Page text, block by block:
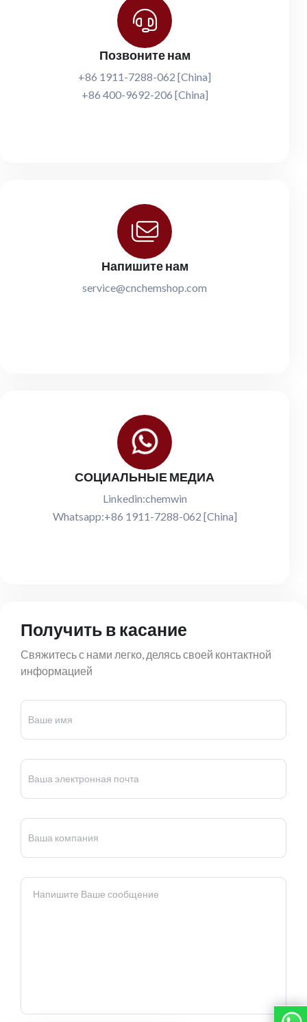
Позвоните нам
+86 1911-7288-062 [China]
+86 400-9692-206 [China]
Напишите нам
service@cnchemshop.com
СОЦИАЛЬНЫЕ МЕДИА
Linkedin:chemwin
Whatsapp:+86 1911-7288-062 [China]
Получить в касание
Свяжитесь с нами легко, делясь своей контактной
информацией